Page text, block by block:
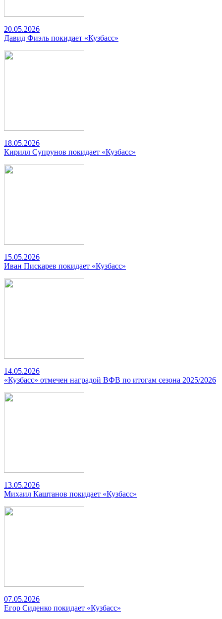
20.05.2026
Давид Фиэль покидает «Кузбасс»
18.05.2026
Кирилл Супрунов покидает «Кузбасс»
15.05.2026
Иван Пискарев покидает «Кузбасс»
14.05.2026
«Кузбасс» отмечен наградой ВФВ по итогам сезона 2025/2026
13.05.2026
Михаил Каштанов покидает «Кузбасс»
07.05.2026
Егор Сиденко покидает «Кузбасс»